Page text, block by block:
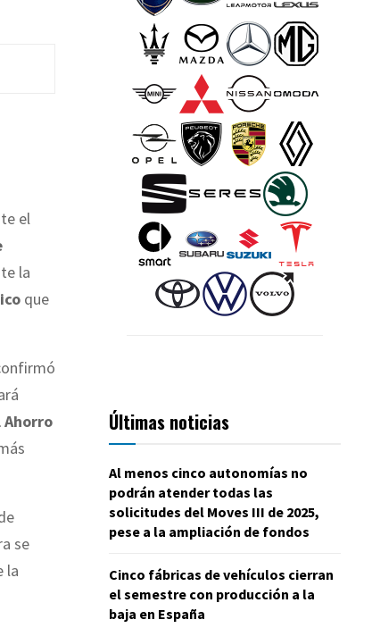
el
la
que
se
la
Últimas noticias
Al menos cinco autonomías no
podrán atender todas las
solicitudes del Moves III de 2025,
pese a la ampliación de fondos
Cinco fábricas de vehículos cierran
el semestre con producción a la
baja en España